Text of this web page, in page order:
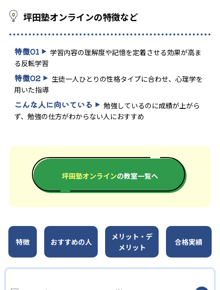
坪田塾オンラインの特徴など
特徴01
学習内容の理解度や記憶を定着させる効果が高ま
る反転学習
特徴02
生徒一人ひとりの性格タイプに合わせ、心理学を
用いた指導
こんな人に向いている
勉強しているのに成績が上がら
ず、勉強の仕方がわからない人におすすめ
坪田塾オンラインの教室一覧へ
特徴 おすすめの人
メリット・デ
メリット
合格実績